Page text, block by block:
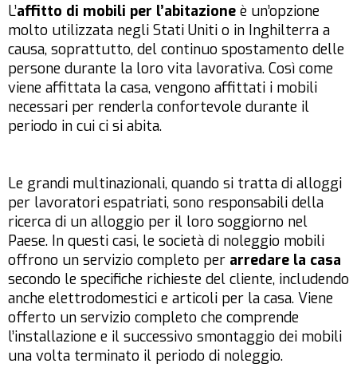
L’affitto di mobili per l’abitazione è un’opzione
molto utilizzata negli Stati Uniti o in Inghilterra a
causa, soprattutto, del continuo spostamento delle
persone durante la loro vita lavorativa. Così come
viene affittata la casa, vengono affittati i mobili
necessari per renderla confortevole durante il
periodo in cui ci si abita.
Le grandi multinazionali, quando si tratta di alloggi
per lavoratori espatriati, sono responsabili della
ricerca di un alloggio per il loro soggiorno nel
Paese. In questi casi, le società di noleggio mobili
offrono un servizio completo per arredare la casa
secondo le specifiche richieste del cliente, includendo
anche elettrodomestici e articoli per la casa. Viene
offerto un servizio completo che comprende
l’installazione e il successivo smontaggio dei mobili
una volta terminato il periodo di noleggio.